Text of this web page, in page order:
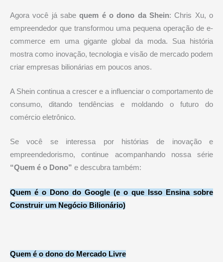
Agora você já sabequem é o dono da Shein: Chris Xu, o
empreendedor que transformou uma pequena operação de e-
commerce em uma gigante global da moda. Sua história
mostra como inovação, tecnologia e visão de mercado podem
criar empresas bilionárias em poucos anos.
A Shein continua a crescer e a influenciar o comportamento de
consumo, ditando tendências e moldando o futuro do
comércio eletrônico.
Se você se interessa por histórias de inovação e
empreendedorismo, continue acompanhando nossa série
“Quem é o Dono” e descubra também:
Quem é o Dono do Google (e o que Isso Ensina sobre
Construir um Negócio Bilionário)
Quem é o dono do Mercado Livre